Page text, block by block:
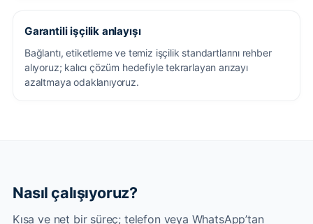
Garantili işçilik anlayışı
Bağlantı, etiketleme ve temiz işçilik standartlarını rehber
alıyoruz; kalıcı çözüm hedefiyle tekrarlayan arızayı
azaltmaya odaklanıyoruz.
Nasıl çalışıyoruz?
Kısa ve net bir süreç; telefon veya WhatsApp’tan